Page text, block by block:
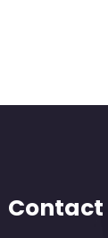
Contact